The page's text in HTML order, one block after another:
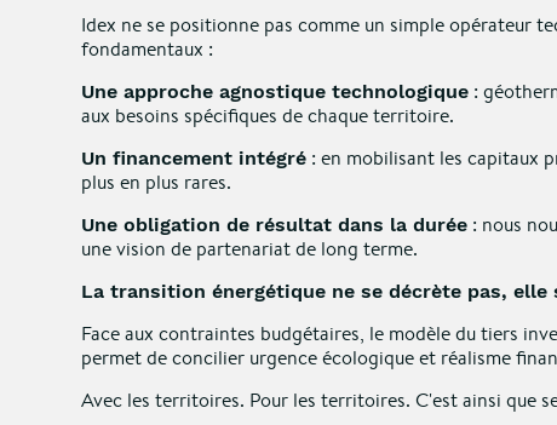
Idex ne se positionne pas comme un simple opérateur
fondamentaux :
Une approche agnostique technologique :
aux besoins spécifiques de chaque territoire.
Un financement intégré : en mobilisant les capitaux
plus en plus rares.
Une obligation de résultat dans la durée : nous
une vision de partenariat de long terme.
La transition énergétique ne se décrète pas, elle
Face aux contraintes budgétaires, le modèle du tiers
permet de concilier urgence écologique et réalisme
Avec les territoires. Pour les territoires. C'est ainsi que